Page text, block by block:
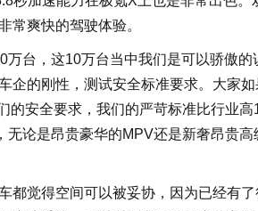
常爽快的驾驶体验。
台，这10万台当中我们是可以骄傲的
企的刚性，测试安全标准要求。大家
安全要求，我们的严苛标准比行业
论是昂贵豪华的MPV还是新奢昂贵
觉得空间可以被妥协，因为已经有了